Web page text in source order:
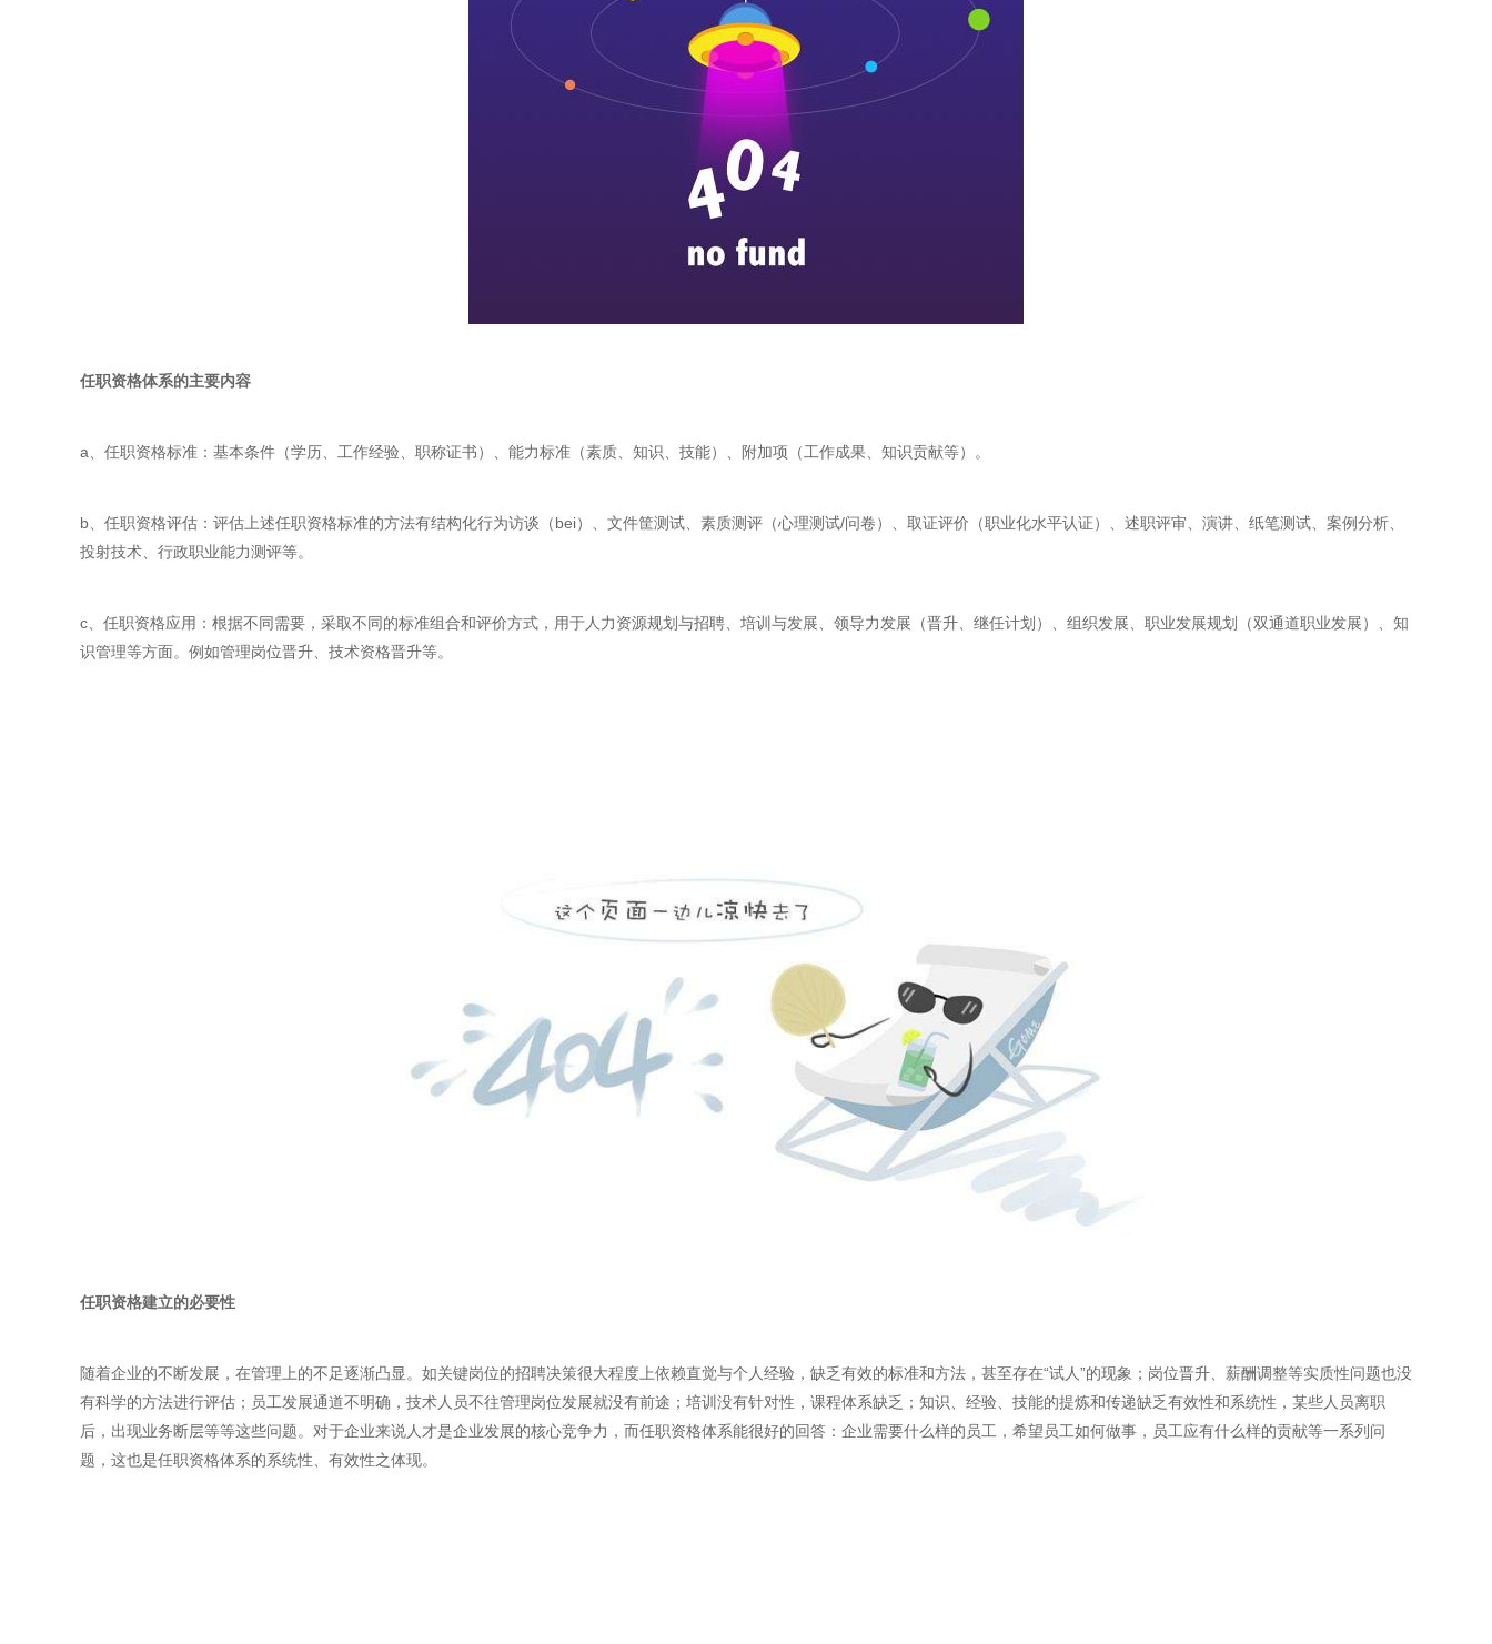
任职资格体系的主要内容
a、任职资格标准：基本条件（学历、工作经验、职称证书）、能力标准（素质、知识、技能）、附加项（工作成果、知识贡献等）。
b、任职资格评估：评估上述任职资格标准的方法有结构化行为访谈（bei）、文件筐测试、素质测评（心理测试/问卷）、取证评价（职业化水平认证）、述职评审、演讲、纸笔测试、案例分析、
投射技术、行政职业能力测评等。
c、任职资格应用：根据不同需要，采取不同的标准组合和评价方式，用于人力资源规划与招聘、培训与发展、领导力发展（晋升、继任计划）、组织发展、职业发展规划（双通道职业发展）、知
识管理等方面。例如管理岗位晋升、技术资格晋升等。
任职资格建立的必要性
随着企业的不断发展，在管理上的不足逐渐凸显。如关键岗位的招聘决策很大程度上依赖直觉与个人经验，缺乏有效的标准和方法，甚至存在“试人”的现象；岗位晋升、薪酬调整等实质性问题也没
有科学的方法进行评估；员工发展通道不明确，技术人员不往管理岗位发展就没有前途；培训没有针对性，课程体系缺乏；知识、经验、技能的提炼和传递缺乏有效性和系统性，某些人员离职
后，出现业务断层等等这些问题。对于企业来说人才是企业发展的核心竞争力，而任职资格体系能很好的回答：企业需要什么样的员工，希望员工如何做事，员工应有什么样的贡献等一系列问
题，这也是任职资格体系的系统性、有效性之体现。